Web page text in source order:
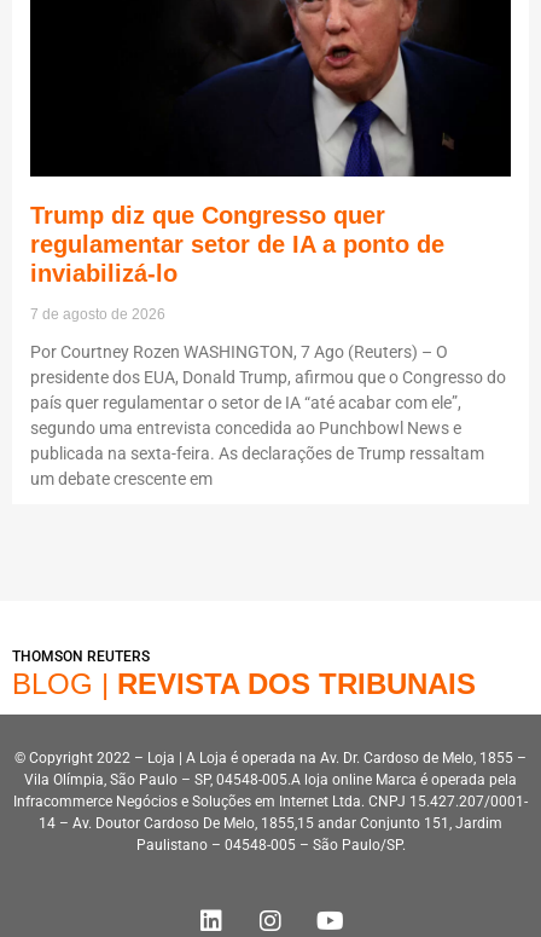
Trump diz que Congresso quer
regulamentar setor de IA a ponto de
inviabilizá-lo
7 de agosto de 2026
Por Courtney Rozen WASHINGTON, 7 Ago (Reuters) – O
presidente dos EUA, Donald Trump, afirmou que o Congresso do
país quer regulamentar o setor de IA “até acabar com ele”,
segundo uma entrevista concedida ao Punchbowl News e
publicada na sexta-feira. As declarações de Trump ressaltam
um debate crescente em
THOMSON REUTERS
BLOG | REVISTA DOS TRIBUNAIS
© Copyright 2022 – Loja | A Loja é operada na Av. Dr. Cardoso de Melo, 1855 –
Vila Olímpia, São Paulo – SP, 04548-005.A loja online Marca é operada pela
Infracommerce Negócios e Soluções em Internet Ltda. CNPJ 15.427.207/0001-
14 – Av. Doutor Cardoso De Melo, 1855,15 andar Conjunto 151, Jardim
Paulistano – 04548-005 – São Paulo/SP.